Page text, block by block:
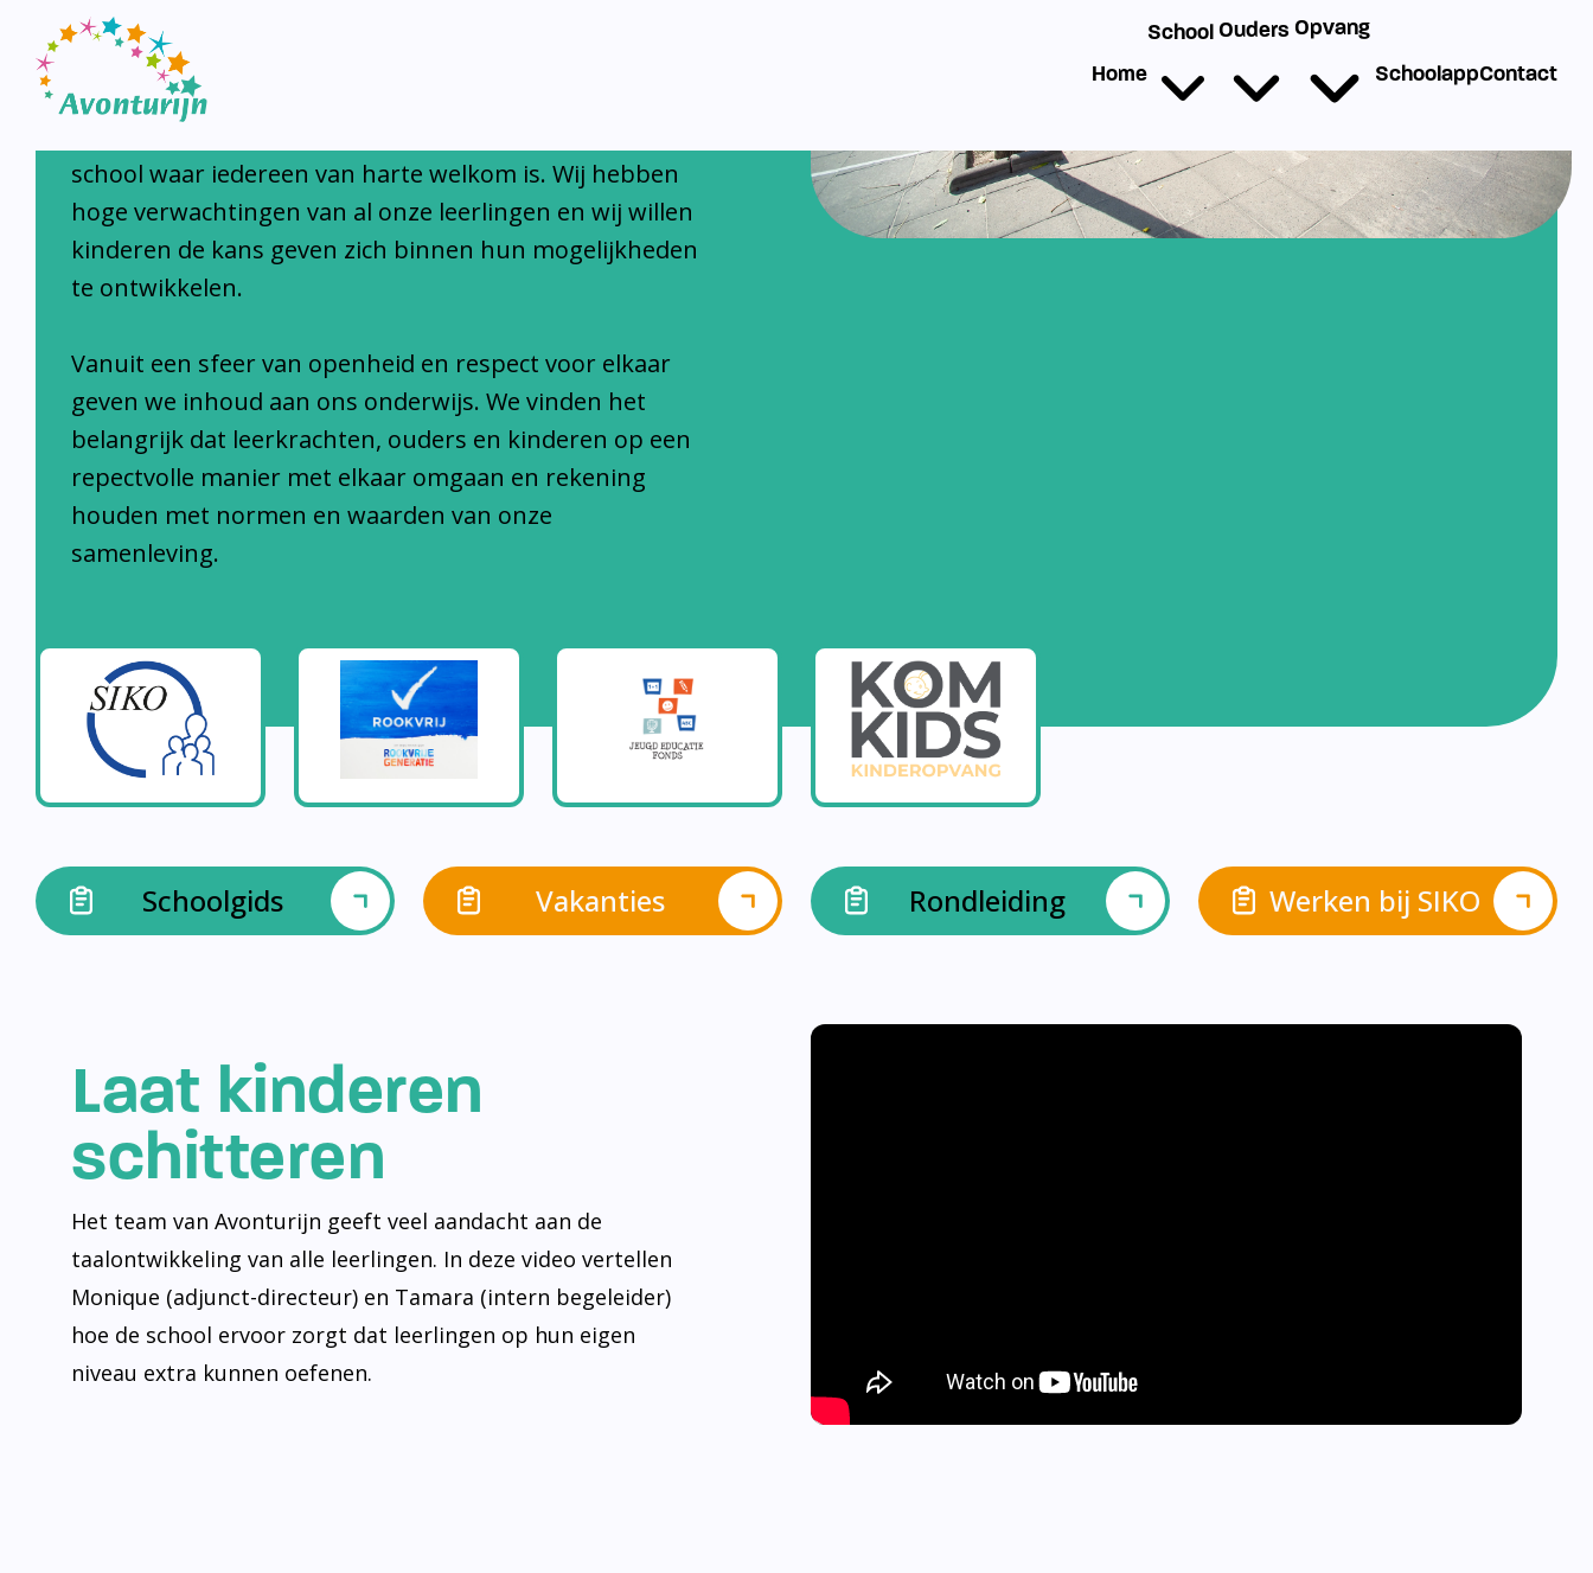
Avonturijn laat kinderen schitteren
school waar iedereen van harte welkom is. Wij hebben
hoge verwachtingen van al onze leerlingen en wij willen
kinderen de kans geven zich binnen hun mogelijkheden
te ontwikkelen.
Vanuit een sfeer van openheid en respect voor elkaar
geven we inhoud aan ons onderwijs. We vinden het
belangrijk dat leerkrachten, ouders en kinderen op een
repectvolle manier met elkaar omgaan en rekening
houden met normen en waarden van onze
samenleving.
Schoolgids Vakanties Rondleiding Werken bij SIKO
Laat kinderen
schitteren
Het team van Avonturijn geeft veel aandacht aan de
taalontwikkeling van alle leerlingen. In deze video vertellen
Monique (adjunct-directeur) en Tamara (intern begeleider)
hoe de school ervoor zorgt dat leerlingen op hun eigen
niveau extra kunnen oefenen.